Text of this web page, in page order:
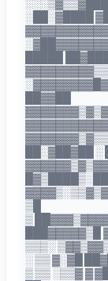
░██░▓████
█████ ██▓███
██▓▓██
██░▓██▓██ ░
▒█
▒
███▓▓▓▓▓▒█
▒▒▒░
░ ▒▒ ▓░▓█
▒ ▒▒ ░▒▒▓ ▓